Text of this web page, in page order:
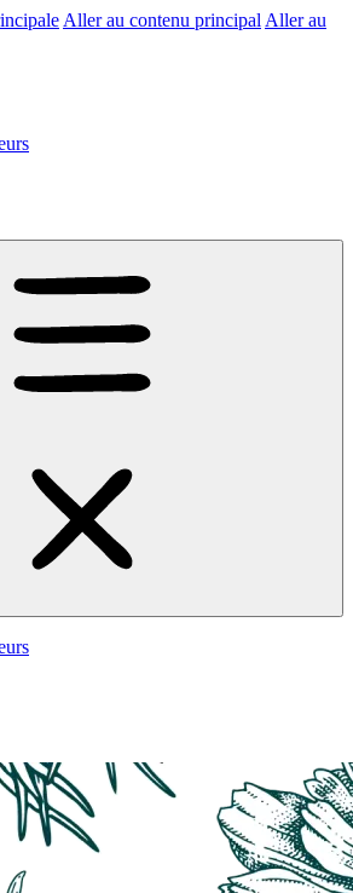
Aller au contenu principal Aller au